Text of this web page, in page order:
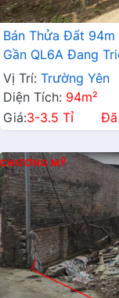
Bán Thửa Đất 94m
Gần QL6A Đang
Vị Trí: Trường Yên
Diện Tích: 94m²
Giá:3-3.5 Tỉ Đã
CHƯƠNG MỸ